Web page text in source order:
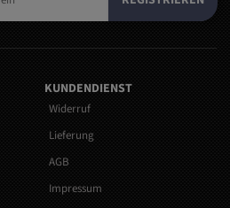
KUNDENDIENST
Widerruf
Lieferung
AGB
Impressum